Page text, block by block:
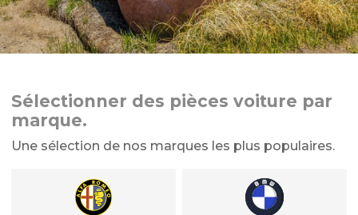
Sélectionner des pièces voiture par
marque.
Une sélection de nos marques les plus populaires.